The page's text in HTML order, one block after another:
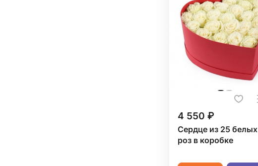
4 550 ₽
Сердце из 25 белых
роз в коробке